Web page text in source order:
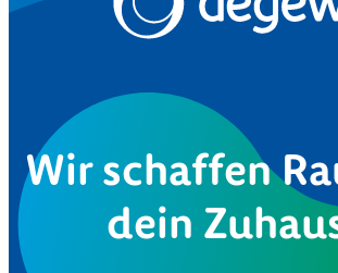
Wir schaffen
dein